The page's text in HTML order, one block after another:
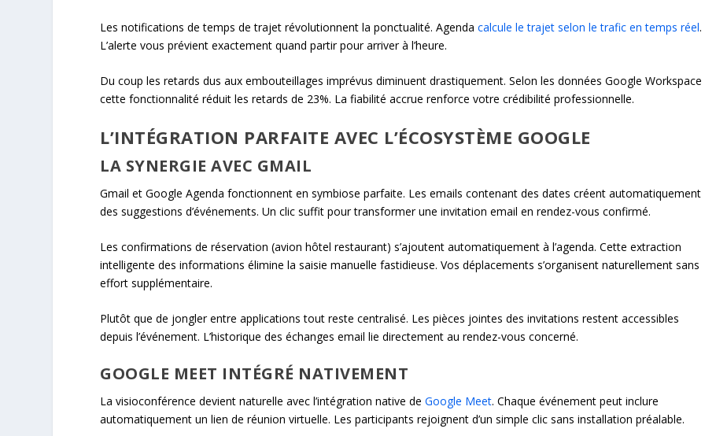
Les notifications de temps de trajet révolutionnent la ponctualité. Agendacalcule le trajet selon le trafic en temps réel.
L’alerte vous prévient exactement quand partir pour arriver à l’heure.
Du coup les retards dus aux embouteillages imprévus diminuent drastiquement. Selon les données Google Workspace
cette fonctionnalité réduit les retards de 23%. La fiabilité accrue renforce votre crédibilité professionnelle.
L’INTÉGRATION PARFAITE AVEC L’ÉCOSYSTÈME GOOGLE
LA SYNERGIE AVEC GMAIL
Gmail et Google Agenda fonctionnent en symbiose parfaite. Les emails contenant des dates créent automatiquement
des suggestions d’événements. Un clic suffit pour transformer une invitation email en rendez-vous confirmé.
Les confirmations de réservation (avion hôtel restaurant) s’ajoutent automatiquement à l’agenda. Cette extraction
intelligente des informations élimine la saisie manuelle fastidieuse. Vos déplacements s’organisent naturellement sans
effort supplémentaire.
Plutôt que de jongler entre applications tout reste centralisé. Les pièces jointes des invitations restent accessibles
depuis l’événement. L’historique des échanges email lie directement au rendez-vous concerné.
GOOGLE MEET INTÉGRÉ NATIVEMENT
La visioconférence devient naturelle avec l’intégration native deGoogle Meet. Chaque événement peut inclure
automatiquement un lien de réunion virtuelle. Les participants rejoignent d’un simple clic sans installation préalable.